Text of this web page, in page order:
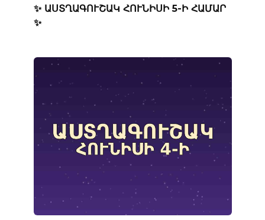
✨ ԱՍՏՂԱԳՈՒՇԱԿ ՀՈՒՆԻՍԻ 5-Ի ՀԱՄԱՐ
✨